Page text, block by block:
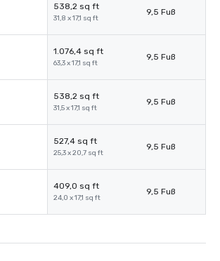
538,2 sq ft
31,8 x 17,1 sq ft
9,5 Fuß
1.076,4 sq ft
63,3 x 17,1 sq ft
9,5 Fuß
538,2 sq ft
31,5 x 17,1 sq ft
9,5 Fuß
527,4 sq ft
25,3 x 20,7 sq ft
9,5 Fuß
409,0 sq ft
24,0 x 17,1 sq ft
9,5 Fuß